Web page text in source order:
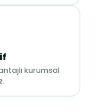
kurumsal